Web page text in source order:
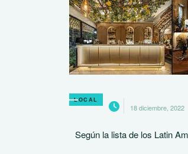
LOCAL
18 diciembre, 2022
Según la lista de los Latin